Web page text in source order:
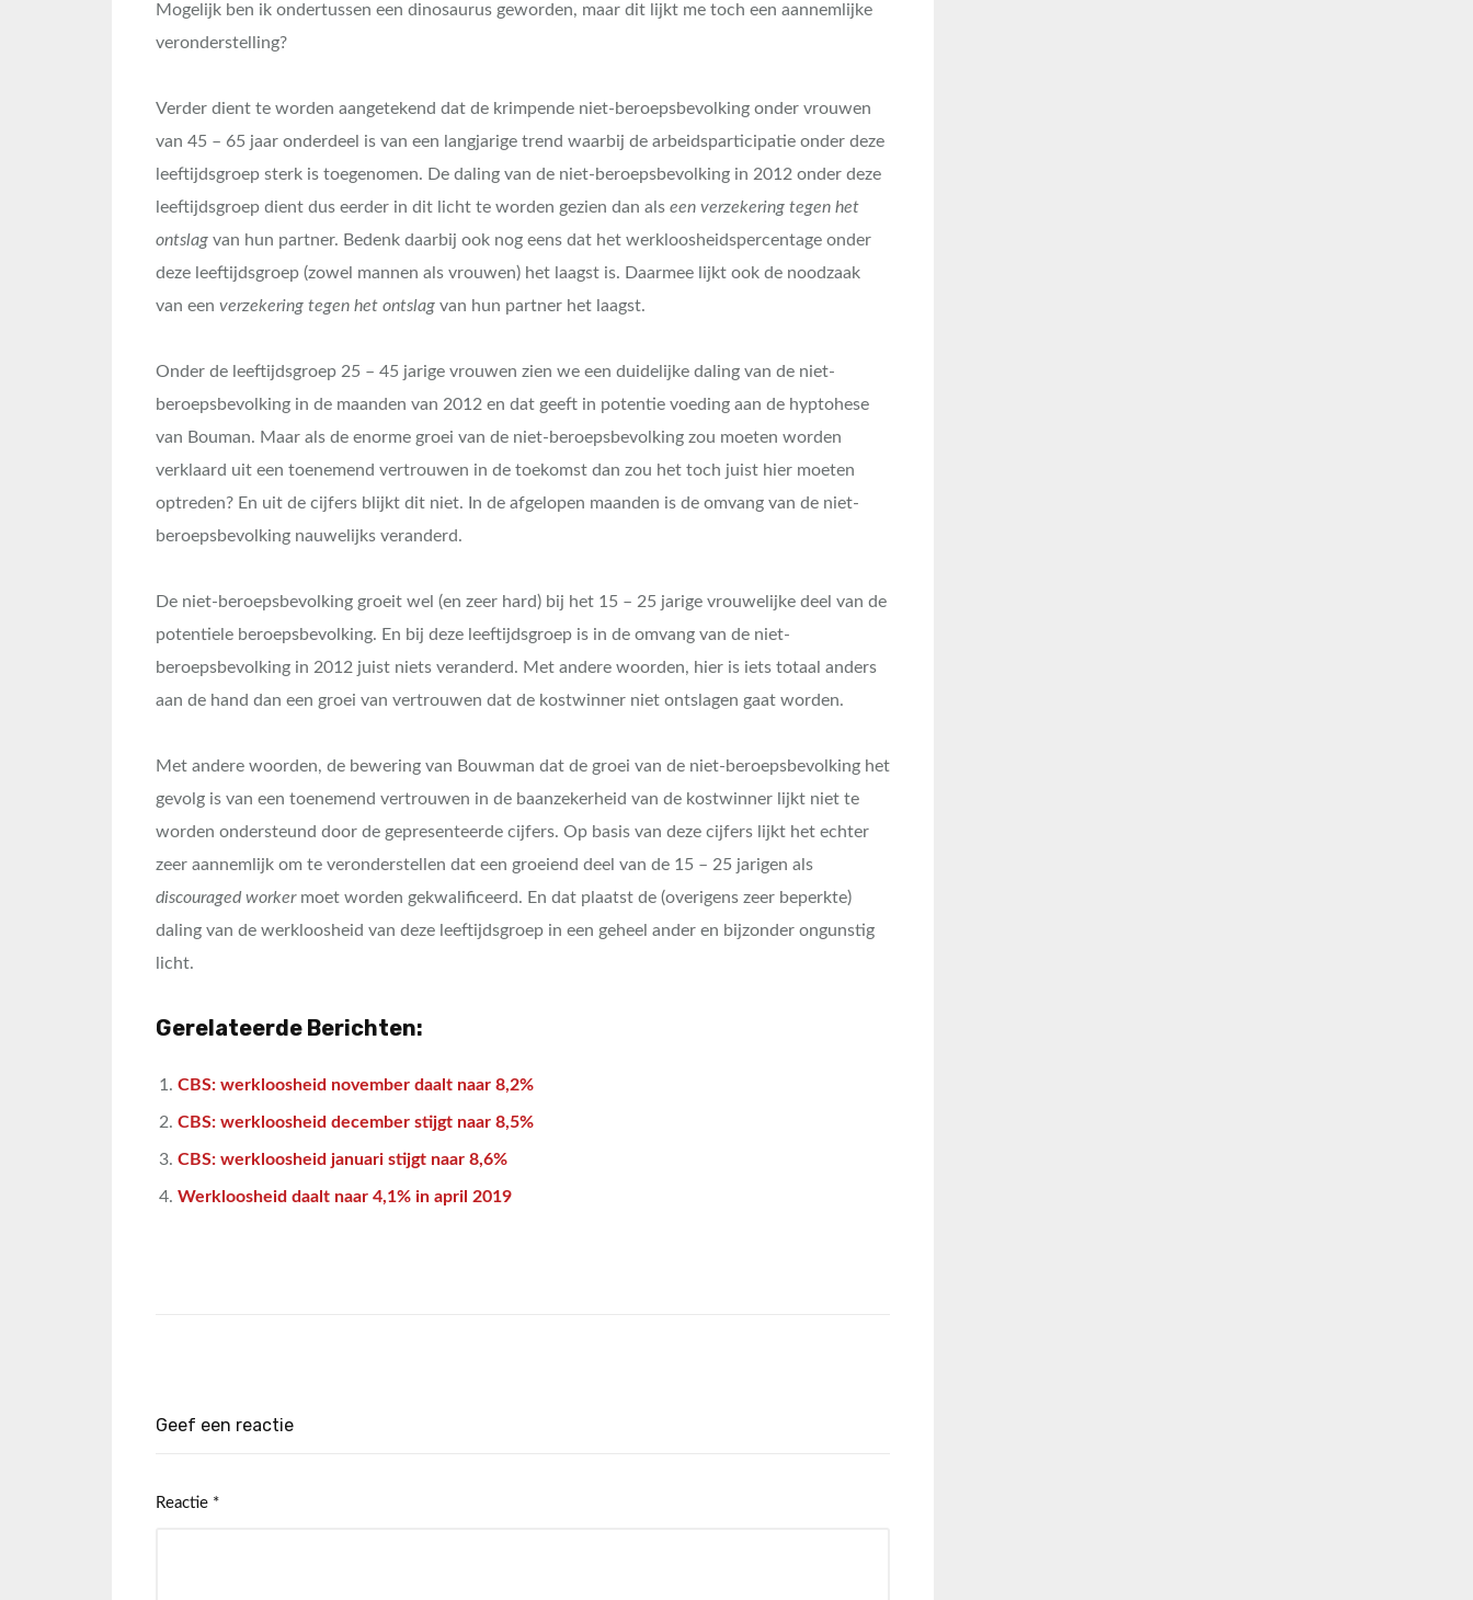
Mogelijk ben ik ondertussen een dinosaurus geworden, maar dit lijkt me toch een aannemlijke
veronderstelling?
Verder dient te worden aangetekend dat de krimpende niet-beroepsbevolking onder vrouwen
van 45 – 65 jaar onderdeel is van een langjarige trend waarbij de arbeidsparticipatie onder deze
leeftijdsgroep sterk is toegenomen. De daling van de niet-beroepsbevolking in 2012 onder deze
leeftijdsgroep dient dus eerder in dit licht te worden gezien dan als een verzekering tegen het
ontslag van hun partner. Bedenk daarbij ook nog eens dat het werkloosheidspercentage onder
deze leeftijdsgroep (zowel mannen als vrouwen) het laagst is. Daarmee lijkt ook de noodzaak
van een verzekering tegen het ontslag van hun partner het laagst.
Onder de leeftijdsgroep 25 – 45 jarige vrouwen zien we een duidelijke daling van de niet-
beroepsbevolking in de maanden van 2012 en dat geeft in potentie voeding aan de hyptohese
van Bouman. Maar als de enorme groei van de niet-beroepsbevolking zou moeten worden
verklaard uit een toenemend vertrouwen in de toekomst dan zou het toch juist hier moeten
optreden? En uit de cijfers blijkt dit niet. In de afgelopen maanden is de omvang van de niet-
beroepsbevolking nauwelijks veranderd.
De niet-beroepsbevolking groeit wel (en zeer hard) bij het 15 – 25 jarige vrouwelijke deel van de
potentiele beroepsbevolking. En bij deze leeftijdsgroep is in de omvang van de niet-
beroepsbevolking in 2012 juist niets veranderd. Met andere woorden, hier is iets totaal anders
aan de hand dan een groei van vertrouwen dat de kostwinner niet ontslagen gaat worden.
Met andere woorden, de bewering van Bouwman dat de groei van de niet-beroepsbevolking het
gevolg is van een toenemend vertrouwen in de baanzekerheid van de kostwinner lijkt niet te
worden ondersteund door de gepresenteerde cijfers. Op basis van deze cijfers lijkt het echter
zeer aannemlijk om te veronderstellen dat een groeiend deel van de 15 – 25 jarigen als
discouraged workermoet worden gekwalificeerd. En dat plaatst de (overigens zeer beperkte)
daling van de werkloosheid van deze leeftijdsgroep in een geheel ander en bijzonder ongunstig
licht.
Gerelateerde Berichten:
CBS: werkloosheid november daalt naar 8,2%
CBS: werkloosheid december stijgt naar 8,5%
CBS: werkloosheid januari stijgt naar 8,6%
Werkloosheid daalt naar 4,1% in april 2019
Geef een reactie
Reactie *